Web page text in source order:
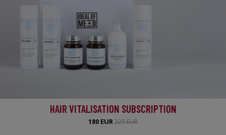
HAIR VITALISATION SUBSCRIPTION
180 EUR225 EUR